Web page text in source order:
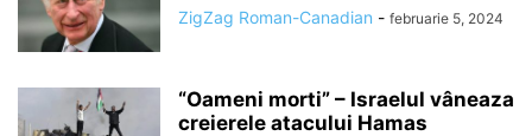
ZigZag Roman-Canadian - februarie 5, 2024
“Oameni morti” – Israelul vâneaza
creierele atacului Hamas